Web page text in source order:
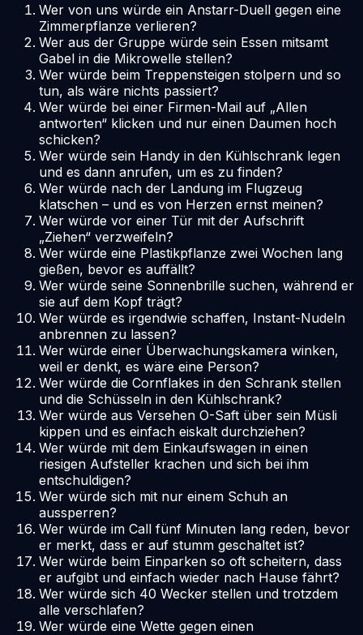
Wer von uns würde ein Anstarr-Duell gegen eine
Zimmerpflanze verlieren?
Wer aus der Gruppe würde sein Essen mitsamt
Gabel in die Mikrowelle stellen?
Wer würde beim Treppensteigen stolpern und so
tun, als wäre nichts passiert?
Wer würde bei einer Firmen-Mail auf „Allen
antworten“ klicken und nur einen Daumen hoch
schicken?
Wer würde sein Handy in den Kühlschrank legen
und es dann anrufen, um es zu finden?
Wer würde nach der Landung im Flugzeug
klatschen – und es von Herzen ernst meinen?
Wer würde vor einer Tür mit der Aufschrift
„Ziehen“ verzweifeln?
Wer würde eine Plastikpflanze zwei Wochen lang
gießen, bevor es auffällt?
Wer würde seine Sonnenbrille suchen, während er
sie auf dem Kopf trägt?
Wer würde es irgendwie schaffen, Instant-Nudeln
anbrennen zu lassen?
Wer würde einer Überwachungskamera winken,
weil er denkt, es wäre eine Person?
Wer würde die Cornflakes in den Schrank stellen
und die Schüsseln in den Kühlschrank?
Wer würde aus Versehen O-Saft über sein Müsli
kippen und es einfach eiskalt durchziehen?
Wer würde mit dem Einkaufswagen in einen
riesigen Aufsteller krachen und sich bei ihm
entschuldigen?
Wer würde sich mit nur einem Schuh an
aussperren?
Wer würde im Call fünf Minuten lang reden, bevor
er merkt, dass er auf stumm geschaltet ist?
Wer würde beim Einparken so oft scheitern, dass
er aufgibt und einfach wieder nach Hause fährt?
Wer würde sich 40 Wecker stellen und trotzdem
alle verschlafen?
Wer würde eine Wette gegen einen